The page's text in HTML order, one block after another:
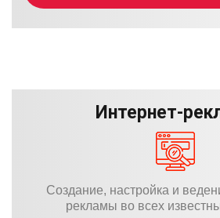
Интернет-
Создание, настройка и
рекламы во всех